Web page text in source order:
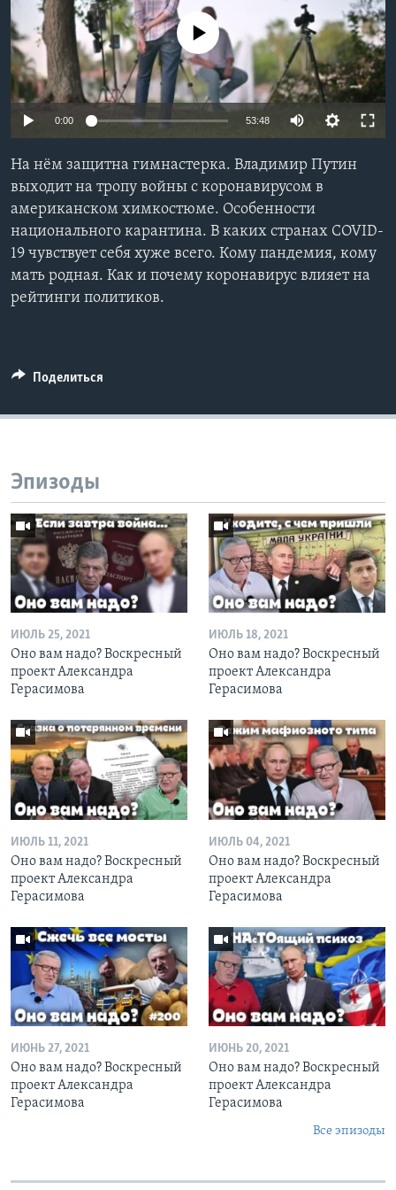
Learning English
СОЦИАЛЬНЫЕ СЕТИ
Языки
No media source currently available
0:00 53:48
На нём защитна гимнастерка. Владимир Путин
выходит на тропу войны с коронавирусом в
американском химкостюме. Особенности
национального карантина. В каких странах COVID-
19 чувствует себя хуже всего. Кому пандемия, кому
мать родная. Как и почему коронавирус влияет на
рейтинги политиков.
Поделиться
Эпизоды
ИЮЛЬ 25, 2021
Оно вам надо? Воскресный
проект Александра
Герасимова
ИЮЛЬ 18, 2021
Оно вам надо? Воскресный
проект Александра
Герасимова
ИЮЛЬ 11, 2021
Оно вам надо? Воскресный
проект Александра
Герасимова
ИЮЛЬ 04, 2021
Оно вам надо? Воскресный
проект Александра
Герасимова
ИЮНЬ 27, 2021
Оно вам надо? Воскресный
проект Александра
Герасимова
ИЮНЬ 20, 2021
Оно вам надо? Воскресный
проект Александра
Герасимова
Все эпизоды